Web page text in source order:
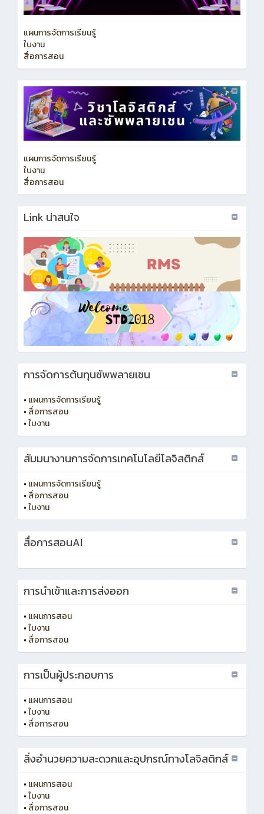
แผนการจัดการเรียนรู้
ใบงาน
สื่อการสอน
แผนการจัดการเรียนรู้
ใบงาน
สื่อการสอน
Link น่าสนใจ
การจัดการต้นทุนซัพพลายเชน
• แผนการจัดการเรียนรู้
• สื่อการสอน
•ใบงาน
สัมมนางานการจัดการเทคโนโลยีโลจิสติกส์
• แผนการจัดการเรียนรู้
• สื่อการสอน
•ใบงาน
สื่อการสอนAI
การนำเข้าและการส่งออก
• แผนการสอน
•ใบงาน
• สื่อการสอน
การเป็นผู้ประกอบการ
• แผนการสอน
•ใบงาน
• สื่อการสอน
สิ่งอำนวยความสะดวกและอุปกรณ์ทางโลจิสติกส์
• แผนการสอน
•ใบงาน
• สื่อการสอน